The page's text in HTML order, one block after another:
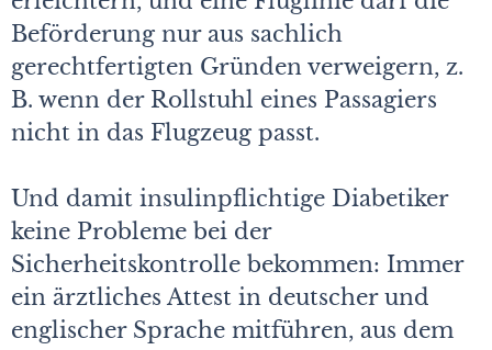
Beförderung nur aus sachlich
gerechtfertigten Gründen verweigern, z.
B. wenn der Rollstuhl eines Passagiers
nicht in das Flugzeug passt.
Und damit insulinpflichtige Diabetiker
keine Probleme bei der
Sicherheitskontrolle bekommen: Immer
ein ärztliches Attest in deutscher und
englischer Sprache mitführen, aus dem